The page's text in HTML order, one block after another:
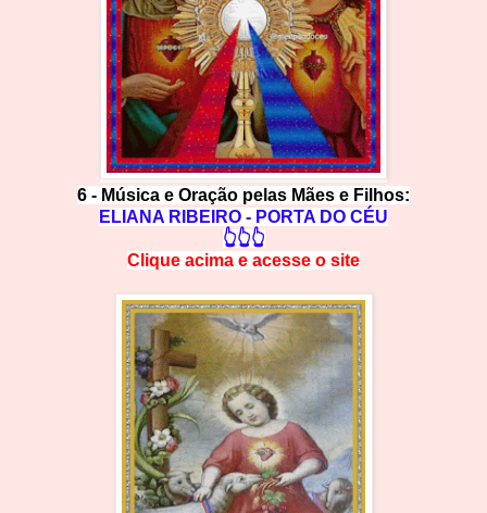
6 - Música e Oração pelas Mães e Filhos:
ELIANA RIBEIRO - PORTA DO CÉU
👆👆👆
Clique acima e acesse o site